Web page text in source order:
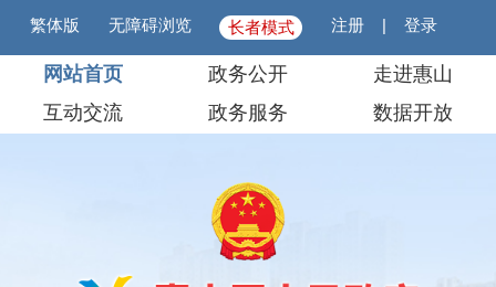
繁体版 无障碍浏览 长者模式 注册 |登录
网站首页 政务公开
走进惠山
互动交流
政务服务 数据开放